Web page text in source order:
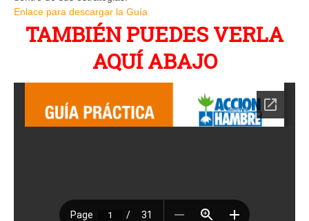
Enlace para descargar la Guía
TAMBIÉN PUEDES VERLA
AQUÍ ABAJO